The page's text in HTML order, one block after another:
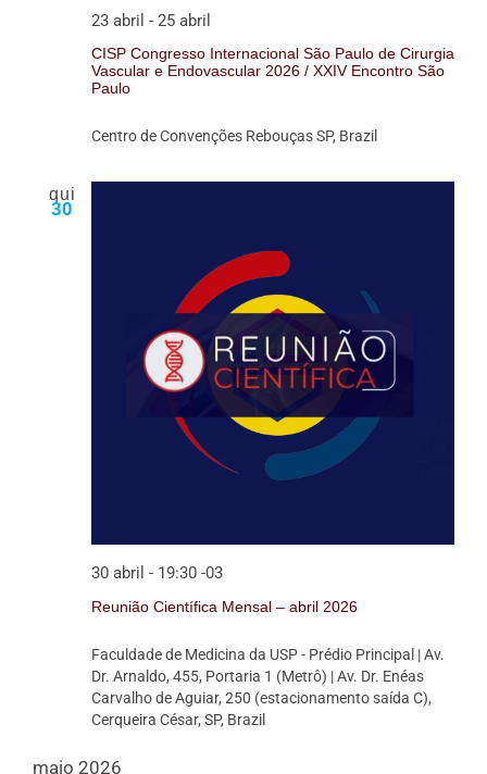
CISP Congresso Internacional São Paulo de Cirurgia
Vascular e Endovascular 2026 / XXIV Encontro São
Paulo
23 abril - 25 abril
Centro de Convenções RebouçasSP, Brazil
qui
30
Reunião Científica Mensal – abril 2026
30 abril - 19:30 -03
Faculdade de Medicina da USP - Prédio Principal | Av.
Dr. Arnaldo, 455, Portaria 1 (Metrô) | Av. Dr. Enéas
Carvalho de Aguiar, 250 (estacionamento saída C),
Cerqueira César, SP, Brazil
maio 2026